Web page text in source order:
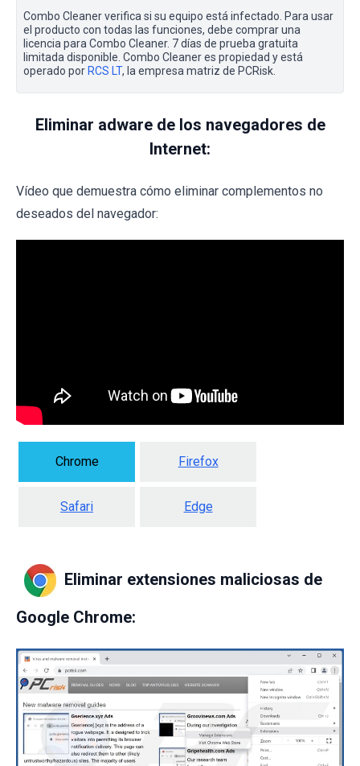
Combo Cleaner verifica si su equipo está infectado. Para usar
el producto con todas las funciones, debe comprar una
licencia para Combo Cleaner. 7 días de prueba gratuita
limitada disponible. Combo Cleaner es propiedad y está
operado por RCS LT, la empresa matriz de PCRisk.
Eliminar adware de los navegadores de
Internet:
Vídeo que demuestra cómo eliminar complementos no
deseados del navegador:
Chrome Firefox
Safari Edge
Eliminar extensiones maliciosas de
Google Chrome: